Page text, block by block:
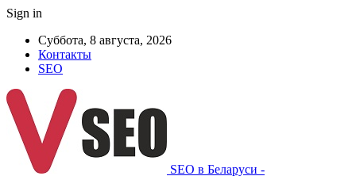
Sign in
Суббота, 8 августа, 2026
Контакты
SEO
SEO в Беларуси -